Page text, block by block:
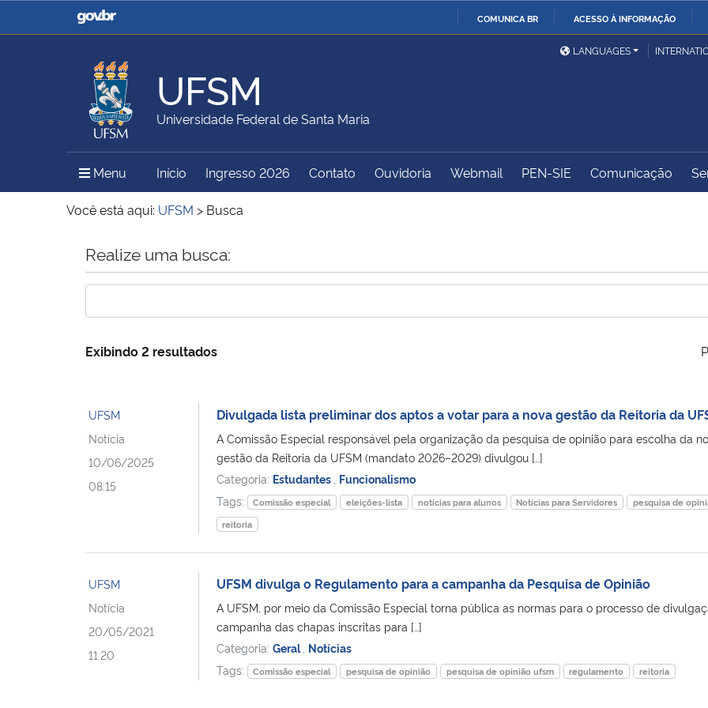
COMUNICA BR ACESSO À INFORMAÇÃO
Casa Civil
Ministério da Justiça e
Ministério da Defesa
Ministério das Relações
Exteriores
Ministério da Agricultura,
Pecuária e Abastecimento
Ministério da Educação
Ministério do Meio Ambiente Ministério do Turismo
Ministério do
Controladoria-Geral da
LANGUAGES
UFSM
Universidade Federal de Santa Maria
Menu Menu Principal do Sítio
Início Ingresso 2026 Contato Ouvidoria Webmail PEN-SIE Comunicação
Você está aqui: UFSM > Busca
Início do conteúdo
Realize uma busca:
Exibindo 2 resultados
UFSM
Notícia
10/06/2025
08:15
Divulgada lista preliminar dos aptos a votar para a nova gestão da Reitoria da
A Comissão Especial responsável pela organização da pesquisa de opinião para escolha da
gestão da Reitoria da UFSM (mandato 2026–2029) divulgou […]
Categoria: Estudantes Funcionalismo
Tags:
Comissão especial eleições-lista noticias para alunos Notícias para Servidores
pesquisa de
reitoria
UFSM
Notícia
20/05/2021
11:20
UFSM divulga o Regulamento para a campanha da Pesquisa de Opinião
A UFSM, por meio da Comissão Especial torna pública as normas para o processo de
campanha das chapas inscritas para […]
Categoria: Geral
Notícias
Tags:
Comissão especial pesquisa de opinião pesquisa de opinião ufsm regulamento reitoria